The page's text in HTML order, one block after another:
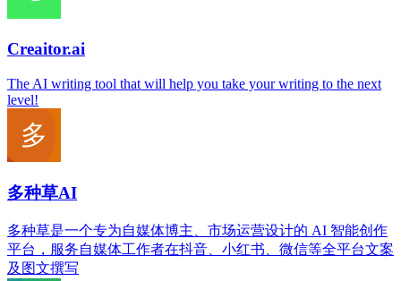
Creaitor.ai
The AI writing tool that will help you take your writing to the next
level!
多种草AI
多种草是一个专为自媒体博主、市场运营设计的 AI 智能创作
平台，服务自媒体工作者在抖音、小红书、微信等全平台文案
及图文撰写